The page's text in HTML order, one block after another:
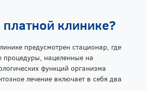
платной клинике?
предусмотрен стационар, где
процедуры, нацеленные на
функций организма
лечение включает в себя два